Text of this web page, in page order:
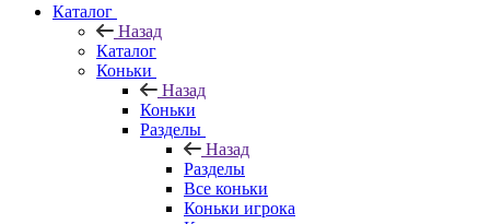
Каталог
Назад
Каталог
Коньки
Назад
Коньки
Разделы
Назад
Разделы
Все коньки
Коньки игрока